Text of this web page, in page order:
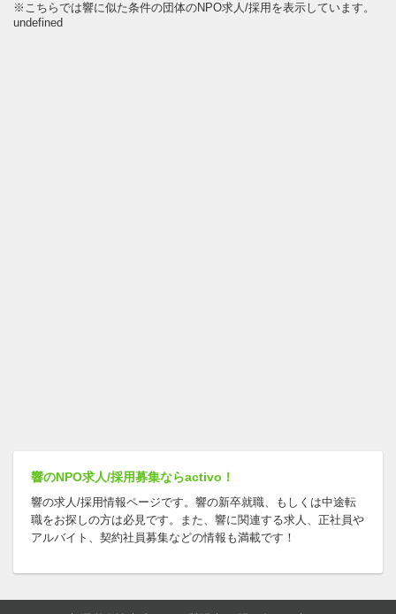
※こちらでは響に似た条件の団体のNPO求人/採用を表示しています。
undefined
響のNPO求人/採用募集ならactivo！
響の求人/採用情報ページです。響の新卒就職、もしくは中途転
職をお探しの方は必見です。また、響に関連する求人、正社員や
アルバイト、契約社員募集などの情報も満載です！